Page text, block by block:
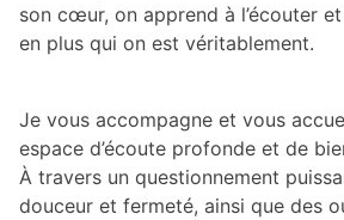
son cœur, on apprend à l’écouter
en plus qui on est véritablement.
Je vous accompagne et vous
espace d’écoute profonde et de
À travers un questionnement
douceur et fermeté, ainsi que des